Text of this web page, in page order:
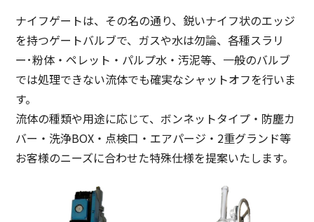
ナイフゲートは、その名の通り、鋭いナイフ状のエッジ
を持つゲートバルブで、ガスや水は勿論、各種スラリ
ー･粉体・ペレット・パルプ水・汚泥等、一般のバルブ
では処理できない流体でも確実なシャットオフを行いま
す。
流体の種類や用途に応じて、ボンネットタイプ・防塵カ
バー・洗浄BOX・点検口・エアパージ・2重グランド等
お客様のニーズに合わせた特殊仕様を提案いたします。